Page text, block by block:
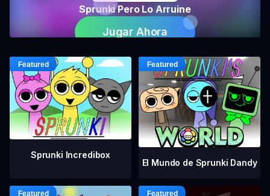
Sprunki Pero Lo Arruine
Jugar Ahora
Sprunki Incredibox
El Mundo de Sprunki Dandy